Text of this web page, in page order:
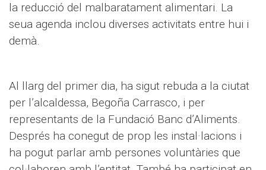
la reducció del malbaratament alimentari. La
seua agenda inclou diverses activitats entre hui i
demà.
Al llarg del primer dia, ha sigut rebuda a la ciutat
per l’alcaldessa, Begoña Carrasco, i per
representants de la Fundació Banc d’Aliments.
Després ha conegut de prop les instal·lacions i
ha pogut parlar amb persones voluntàries que